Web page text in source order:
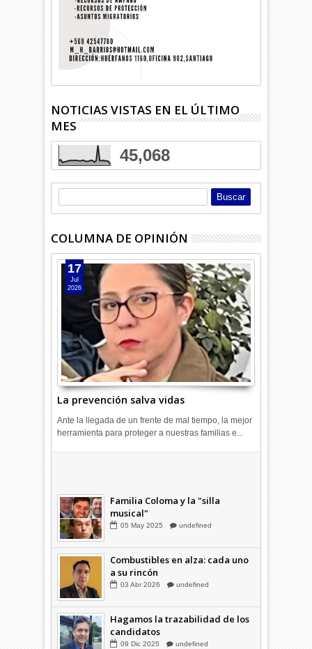
NOTICIAS VISTAS EN EL ÚLTIMO
MES
45,068
COLUMNA DE OPINIÓN
La prevención salva vidas
17
Jul
2026
Ante la llegada de un frente de mal tiempo, la mejor
herramienta para proteger a nuestras familias e...
Familia Coloma y la "silla
05 May 2025 undefined
Combustibles en alza: cada uno
03Abr 2026 undefined
Hagamos la trazabilidad de los